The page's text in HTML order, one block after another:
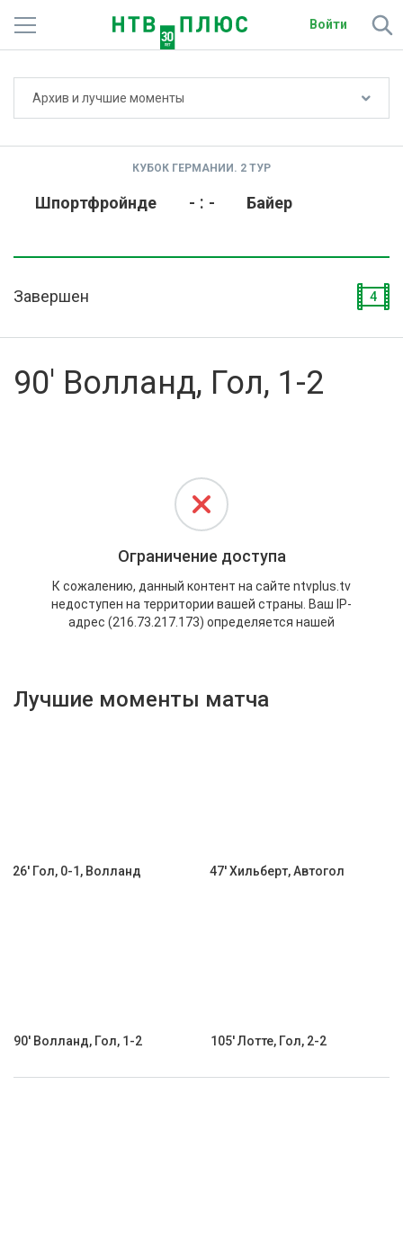
Войти
Спорт
О сайте
Архив и лучшие моменты
КУБОК ГЕРМАНИИ. 2 ТУР
Шпортфройнде Байер
- : -
Завершен 4
90' Волланд, Гол, 1-2
Лучшие моменты матча
26' Гол, 0-1, Волланд 47' Хильберт, Автогол
90' Волланд, Гол, 1-2 105' Лотте, Гол, 2-2